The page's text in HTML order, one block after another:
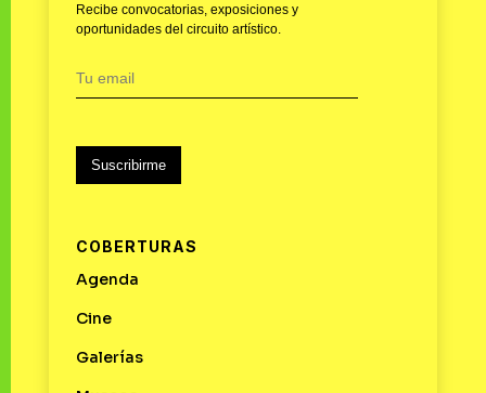
Recibe convocatorias, exposiciones y
oportunidades del circuito artístico.
Suscribirme
COBERTURAS
Agenda
Cine
Galerías